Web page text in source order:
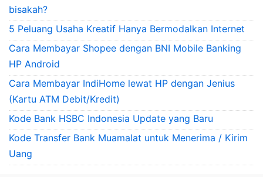
bisakah?
5 Peluang Usaha Kreatif Hanya Bermodalkan Internet
Cara Membayar Shopee dengan BNI Mobile Banking
HP Android
Cara Membayar IndiHome lewat HP dengan Jenius
(Kartu ATM Debit/Kredit)
Kode Bank HSBC Indonesia Update yang Baru
Kode Transfer Bank Muamalat untuk Menerima / Kirim
Uang